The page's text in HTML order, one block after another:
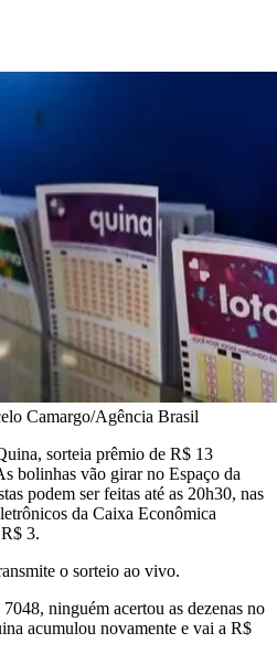
Camargo/Agência Brasil
sorteia prêmio de R$ 13
bolinhas vão girar no Espaço da
podem ser feitas até as 20h30, nas
da Caixa Econômica
3.
o sorteio ao vivo.
ninguém acertou as dezenas no
acumulou novamente e vai a R$